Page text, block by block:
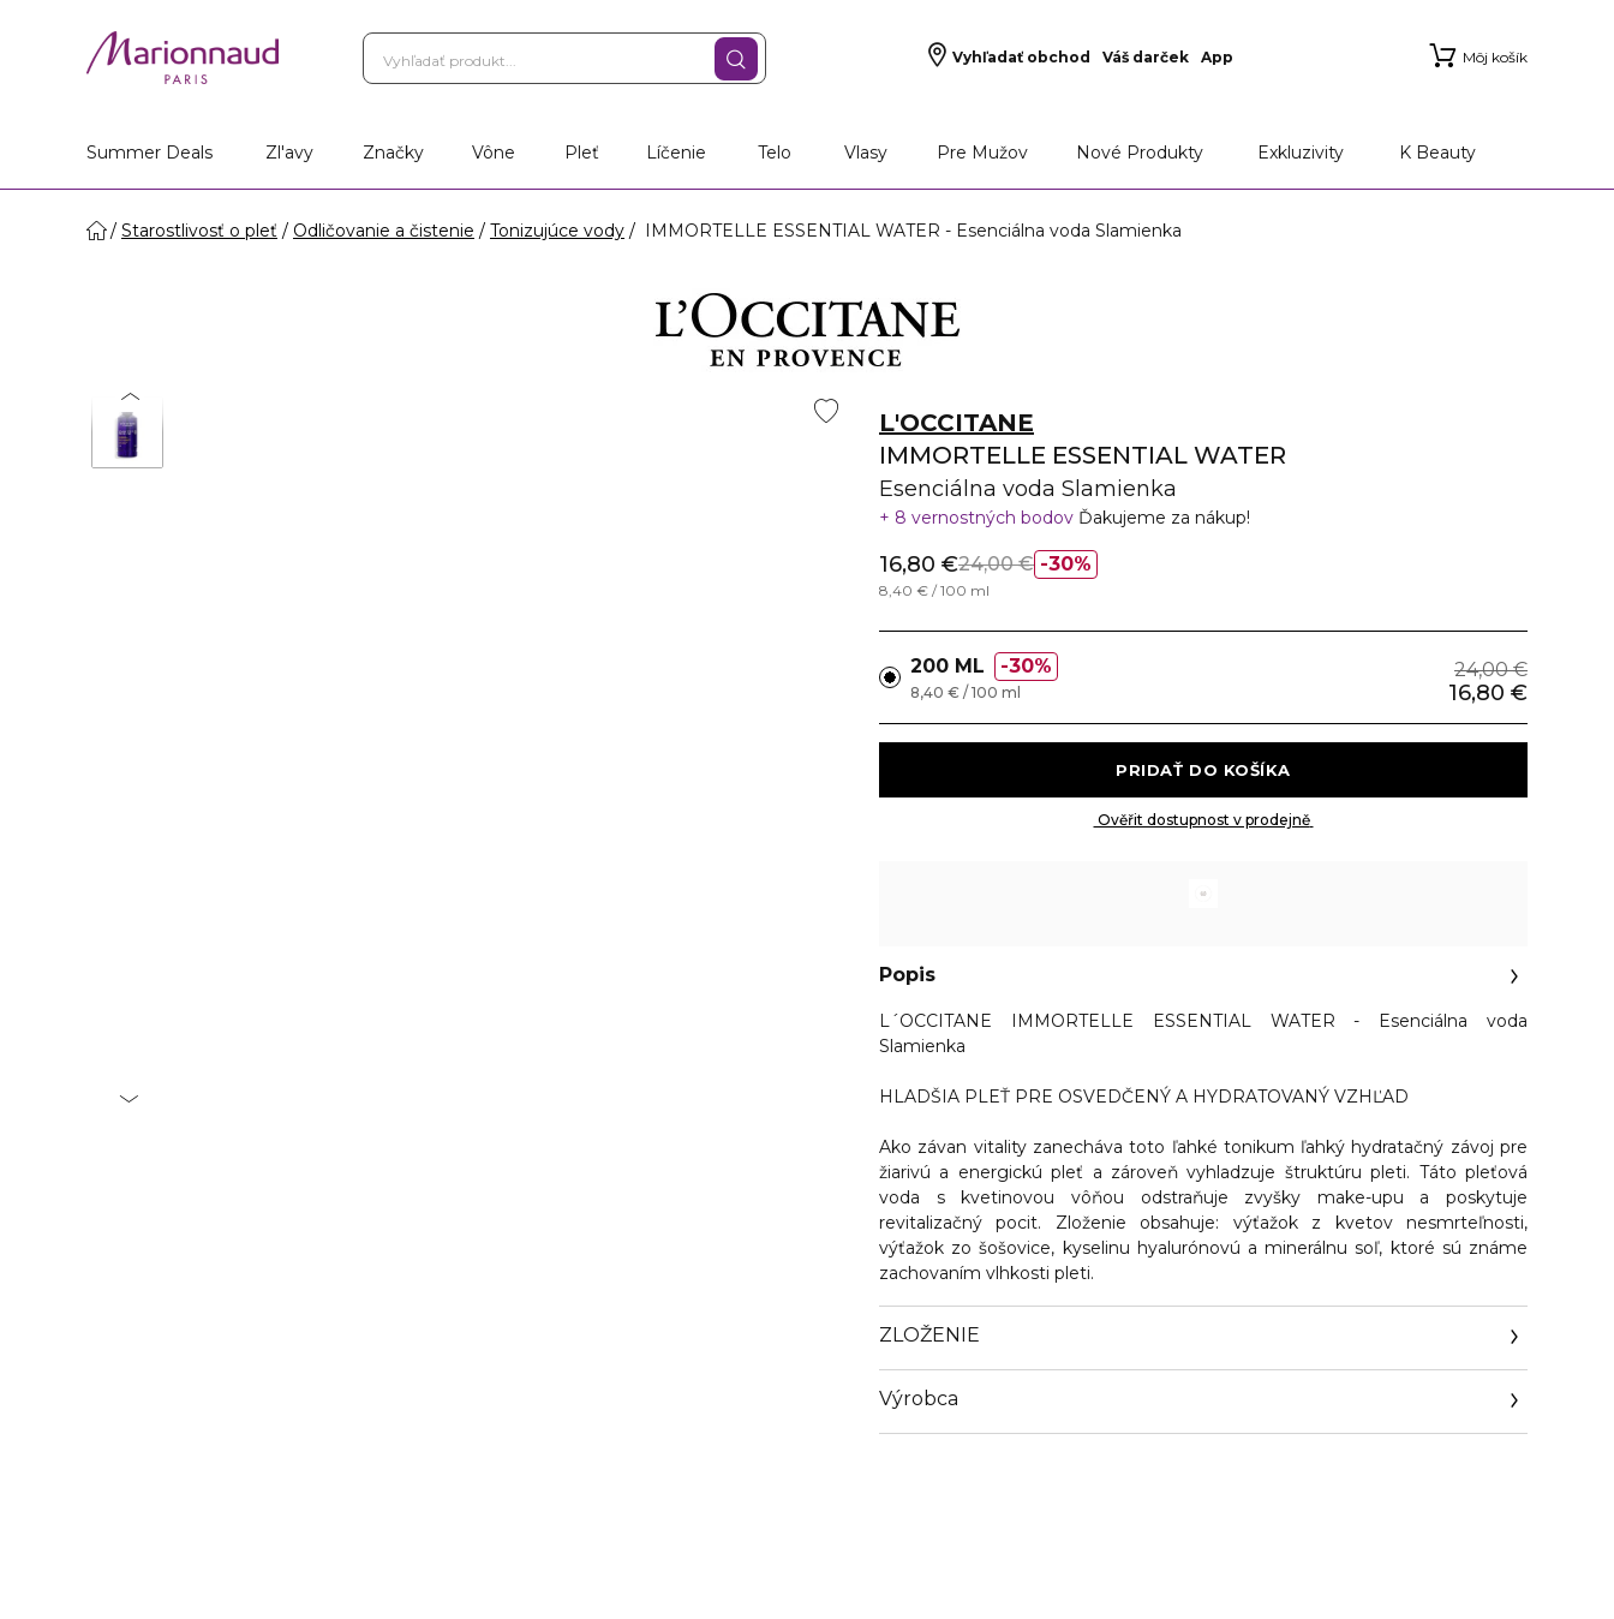
Vyhľadať obchod Váš darček App Môj košík
Summer Deals Zl'avy Značky Vône Pleť Líčenie Telo Vlasy Pre Mužov Nové Produkty Exkluzivity K Beauty
Starostlivosť o pleť Odličovanie a čistenie Tonizujúce vody IMMORTELLE ESSENTIAL WATER - Esenciálna voda Slamienka
L'OCCITANE
IMMORTELLE ESSENTIAL WATER
Esenciálna voda Slamienka
8 vernostných bodov Ďakujeme za nákup!
30%
16,80 €24,00 €
8,40 € / 100 ml
200 ML 30% 24,00 €
16,80 €
8,40 € / 100 ml
Ověřit dostupnost v prodejně
Popis
L´OCCITANE IMMORTELLE ESSENTIAL WATER - Esenciálna voda
Slamienka
HLADŠIA PLEŤ PRE OSVEDČENÝ A HYDRATOVANÝ VZHĽAD
Ako závan vitality zanecháva toto ľahké tonikum ľahký hydratačný závoj pre
žiarivú a energickú pleť a zároveň vyhladzuje štruktúru pleti. Táto pleťová
voda s kvetinovou vôňou odstraňuje zvyšky make-upu a poskytuje
revitalizačný pocit. Zloženie obsahuje: výťažok z kvetov nesmrteľnosti,
výťažok zo šošovice, kyselinu hyalurónovú a minerálnu soľ, ktoré sú známe
zachovaním vlhkosti pleti.
ZLOŽENIE
Výrobca